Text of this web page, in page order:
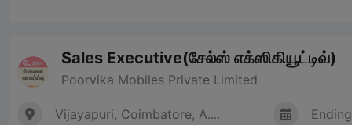
Sales Executive(சேல்ஸ் எக்ஸிகியூட்டிவ்)
Poorvika Mobiles Private Limited
Vijayapuri, Coimbatore, A....